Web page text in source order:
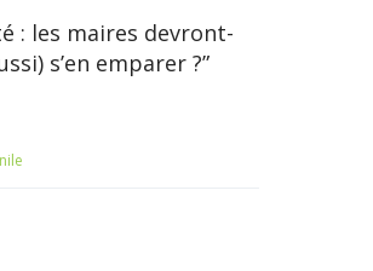
: les maires devront-
s’en emparer ?”